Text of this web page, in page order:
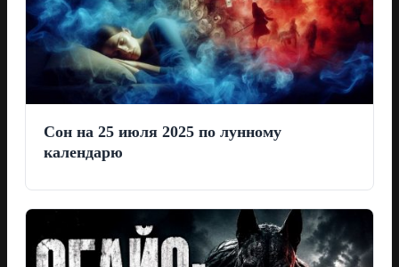
Сон на 25 июля 2025 по лунному
календарю